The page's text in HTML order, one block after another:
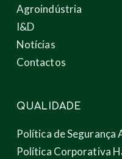
Agroindústria
I&D
Notícias
Contactos
QUALIDADE
Política de Segurança
Política Corporativa